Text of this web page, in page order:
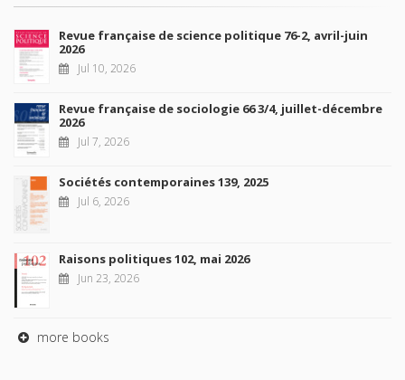
Revue française de science politique 76-2, avril-juin
2026
Jul 10, 2026
Revue française de sociologie 66 3/4, juillet-décembre
2026
Jul 7, 2026
Sociétés contemporaines 139, 2025
Jul 6, 2026
Raisons politiques 102, mai 2026
Jun 23, 2026
more books